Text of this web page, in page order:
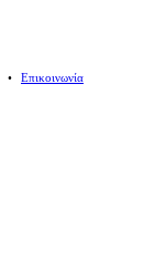
⠀•⠀ Επικοινωνία